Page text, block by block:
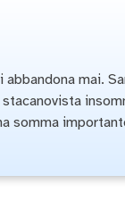
mai.
somma